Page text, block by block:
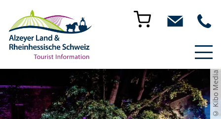
© Kibo Media